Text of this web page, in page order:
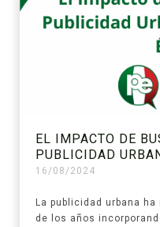
EL IMPACTO DE
PUBLICIDAD
16/08/2024
La publicidad urbana
de los años